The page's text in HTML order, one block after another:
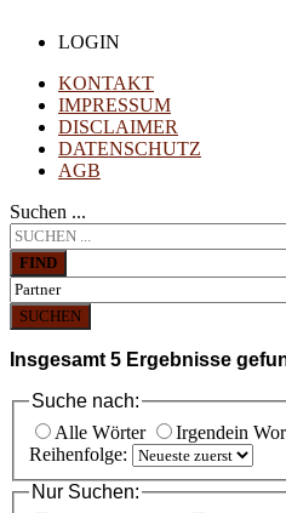
LOGIN
KONTAKT
IMPRESSUM
DISCLAIMER
DATENSCHUTZ
AGB
Suchen ...
FIND
SUCHEN
Insgesamt 5 Ergebnisse
Suche nach:
Alle Wörter
Irgendein
Reihenfolge:
Nur Suchen: